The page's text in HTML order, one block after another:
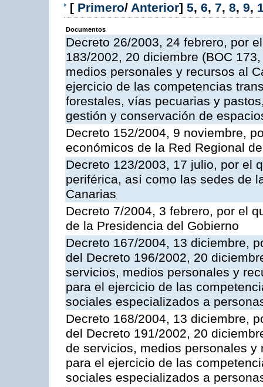
[ Primero/ Anterior] 5, 6, 7, 8, 9,
Documentos
Decreto 26/2003, 24 febrero, por
183/2002, 20 diciembre (BOC
medios personales y recursos al
ejercicio de las competencias
forestales, vías pecuarias y
gestión y conservación de
Decreto 152/2004, 9 noviembre,
económicos de la Red Regional
Decreto 123/2003, 17 julio, por el
periférica, así como las sedes de
Canarias
Decreto 7/2004, 3 febrero, por el
de la Presidencia del Gobierno
Decreto 167/2004, 13 diciembre,
del Decreto 196/2002, 20
servicios, medios personales y
para el ejercicio de las
sociales especializados a
Decreto 168/2004, 13 diciembre,
del Decreto 191/2002, 20
de servicios, medios personales
para el ejercicio de las
sociales especializados a